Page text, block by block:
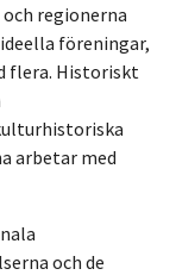
regionerna
föreningar,
flera. Historiskt
arbetar med
och de